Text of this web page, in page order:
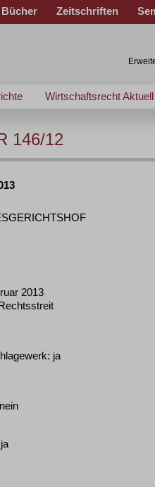
Bücher Zeitschriften
Wirtschaftsrecht Aktuell
146/12
2013
ja